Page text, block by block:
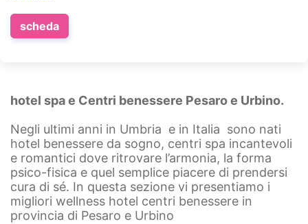
scheda
hotel spa e Centri benessere Pesaro e Urbino.
Negli ultimi anni in Umbria e in Italia sono nati
hotel benessere da sogno, centri spa incantevoli
e romantici dove ritrovare l’armonia, la forma
psico-fisica e quel semplice piacere di prendersi
cura di sé. In questa sezione vi presentiamo i
migliori wellness hotel centri benessere in
provincia di Pesaro e Urbino